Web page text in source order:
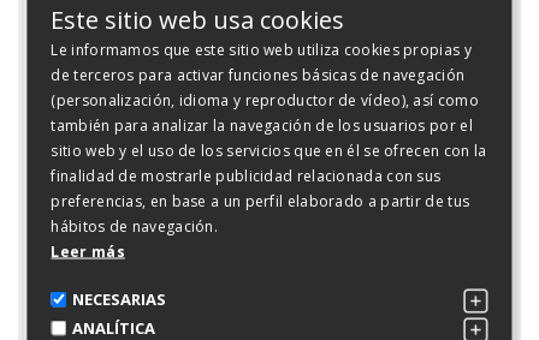
tiernos o frescos y con Denominación de Origen
certificada, como Murcia al Vino y Queso de Murcia
Curado.
Esta empresa tiene en cuenta que la fórmula más
efectiva para elaborar productos de alta calidad, es la
innovación y el saber hacer. Así, cada día trabaja con
orgullo e ilusión para conseguir que sus productos sean
un referente para los consumidores. Además, cuenta
con las certificaciones de BRC e IFS como respaldo a
ese trabajo exigente que practican.
GALERÍA
Este sitio web usa cookies
Le informamos que este sitio web utiliza cookies propias y
de terceros para activar funciones básicas de navegación
(personalización, idioma y reproductor de vídeo), así como
también para analizar la navegación de los usuarios por el
sitio web y el uso de los servicios que en él se ofrecen con la
finalidad de mostrarle publicidad relacionada con sus
preferencias, en base a un perfil elaborado a partir de tus
hábitos de navegación.
Leer más
NECESARIAS
ANALÍTICA